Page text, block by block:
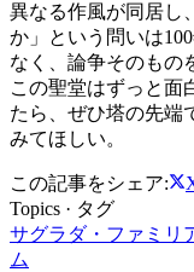
異なる作風が同居し
か」という問いは
なく、論争そのもの
この聖堂はずっと面
たら、ぜひ塔の先端
みてほしい。
この記事をシェア:
Topics · タグ
サグラダ・ファミリ
ム